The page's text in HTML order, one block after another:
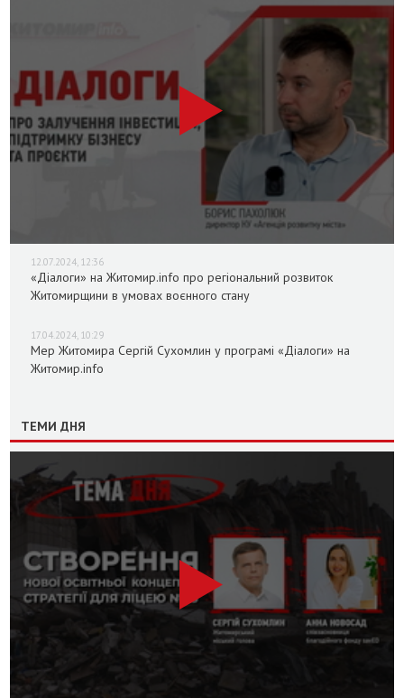
12.07.2024, 12:36
«Діалоги» на Житомир.info про регіональний розвиток
Житомирщини в умовах воєнного стану
17.04.2024, 10:29
Мер Житомира Сергій Сухомлин у програмі «Діалоги» на
Житомир.info
ТЕМИ ДНЯ